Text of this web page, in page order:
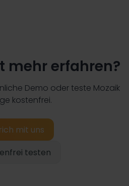
mehr erfahren?
Demo oder teste Mozaik
kostenfrei.
testen
mit uns